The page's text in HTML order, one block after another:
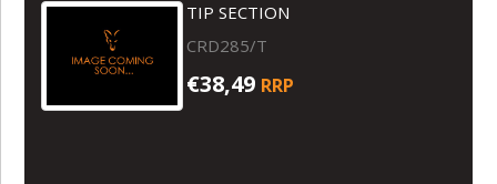
TIP SECTION
CRD285/T
€38,49 RRP